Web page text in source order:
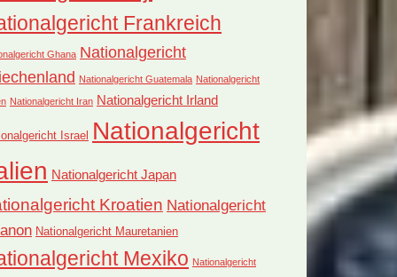
Frankreich
Ghana Nationalgericht
Nationalgericht Guatemala Nationalgericht
Nationalgericht Iran Nationalgericht Irland
Israel Nationalgericht
Nationalgericht Japan
Kroatien Nationalgericht
Nationalgericht Mauretanien
Mexiko Nationalgericht